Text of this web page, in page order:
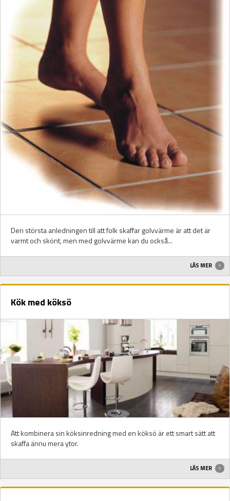
Den största anledningen till att folk skaffar golvvärme är att det är
varmt och skönt, men med golvvärme kan du också...
LÄS MER
Kök med köksö
Att kombinera sin köksinredning med en köksö är ett smart sätt att
skaffa ännu mera ytor.
LÄS MER